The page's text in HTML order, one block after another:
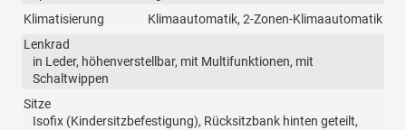
Klimatisierung
Klimaautomatik, 2-Zonen-Klimaautomatik
Lenkrad
in Leder, höhenverstellbar, mit Multifunktionen, mit
Schaltwippen
Sitze
Isofix (Kindersitzbefestigung), Rücksitzbank hinten geteilt,